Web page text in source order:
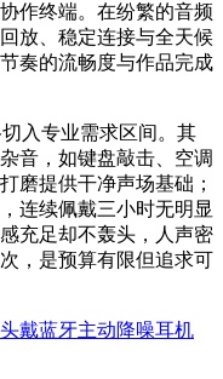
作终端。在纷繁的音频
放、稳定连接与全天候
奏的流畅度与作品完成
入专业需求区间。其
音，如键盘敲击、空调
磨提供干净声场基础；
连续佩戴三小时无明显
充足却不轰头，人声密
，是预算有限但追求可
戴蓝牙主动降噪耳机